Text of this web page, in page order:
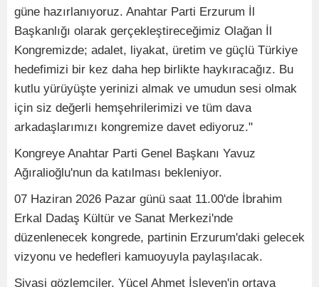
güne hazırlanıyoruz. Anahtar Parti Erzurum İl
Başkanlığı olarak gerçekleştireceğimiz Olağan İl
Kongremizde; adalet, liyakat, üretim ve güçlü Türkiye
hedefimizi bir kez daha hep birlikte haykıracağız. Bu
kutlu yürüyüşte yerinizi almak ve umudun sesi olmak
için siz değerli hemşehrilerimizi ve tüm dava
arkadaşlarımızı kongremize davet ediyoruz."
Kongreye Anahtar Parti Genel Başkanı Yavuz
Ağıralioğlu'nun da katılması bekleniyor.
07 Haziran 2026 Pazar günü saat 11.00'de İbrahim
Erkal Dadaş Kültür ve Sanat Merkezi'nde
düzenlenecek kongrede, partinin Erzurum'daki gelecek
vizyonu ve hedefleri kamuoyuyla paylaşılacak.
Siyasi gözlemciler, Yücel Ahmet İşleyen'in ortaya